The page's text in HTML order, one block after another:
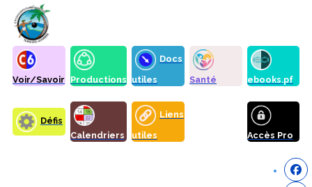
Voir/Savoir Productions
Docs
utiles
Santé ebooks.pf
Défis
Calendriers
Liens
utiles
Accès Pro